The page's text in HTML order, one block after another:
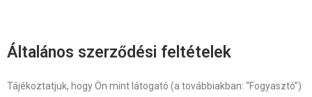
Általános szerződési feltételek
Tájékoztatjuk, hogy Ön mint látogató (a továbbiakban: “Fogyasztó”)